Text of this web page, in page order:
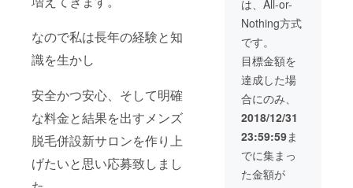
なので私は長年の経験と知
識を生かし
安全かつ安心、そして明確
な料金と結果を出すメンズ
脱毛併設新サロンを作り上
げたいと思い応募致しまし
は、All-or-
Nothing方式
です。
目標金額を
達成した場
合にのみ、
2018/12/31
23:59:59ま
でに集まっ
た金額が